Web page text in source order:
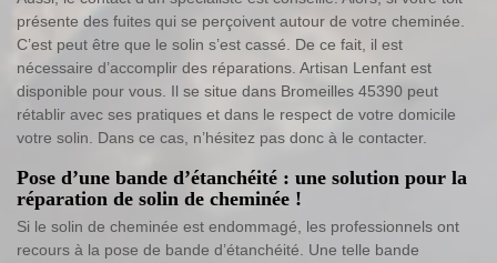
présente des fuites qui se perçoivent autour de votre cheminée.
C’est peut être que le solin s’est cassé. De ce fait, il est
nécessaire d’accomplir des réparations. Artisan Lenfant est
disponible pour vous. Il se situe dans Bromeilles 45390 peut
rétablir avec ses pratiques et dans le respect de votre domicile
votre solin. Dans ce cas, n’hésitez pas donc à le contacter.
Pose d’une bande d’étanchéité : une solution pour la
réparation de solin de cheminée !
Si le solin de cheminée est endommagé, les professionnels ont
recours à la pose de bande d’étanchéité. Une telle bande